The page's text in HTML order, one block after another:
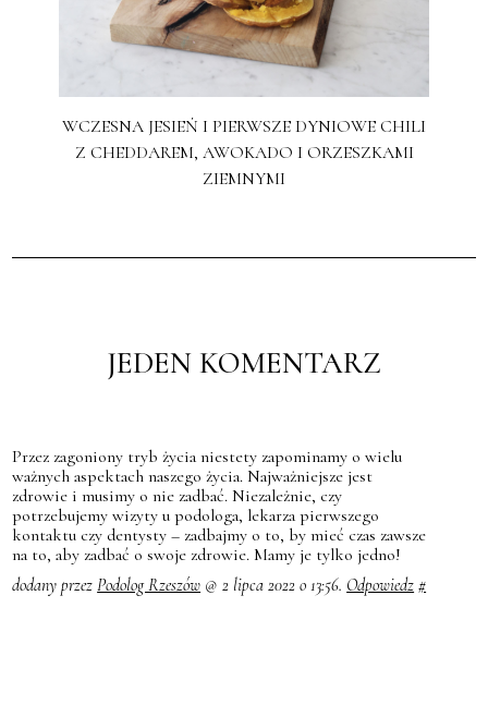
WCZESNA JESIEŃ I PIERWSZE DYNIOWE CHILI
Z CHEDDAREM, AWOKADO I ORZESZKAMI
ZIEMNYMI
JEDEN KOMENTARZ
Przez zagoniony tryb życia niestety zapominamy o wielu
ważnych aspektach naszego życia. Najważniejsze jest
zdrowie i musimy o nie zadbać. Niezależnie, czy
potrzebujemy wizyty u podologa, lekarza pierwszego
kontaktu czy dentysty – zadbajmy o to, by mieć czas zawsze
na to, aby zadbać o swoje zdrowie. Mamy je tylko jedno!
dodany przezPodolog Rzeszów @ 2 lipca 2022 o 13:56. Odpowiedz #